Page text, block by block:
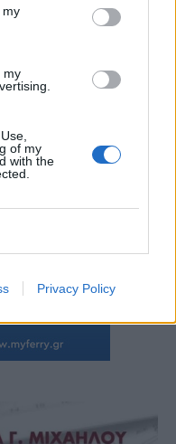
my
my
of my
with the
Privacy Policy